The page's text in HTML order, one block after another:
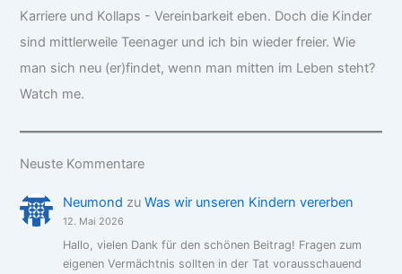
Karriere und Kollaps - Vereinbarkeit eben. Doch die Kinder
sind mittlerweile Teenager und ich bin wieder freier. Wie
man sich neu (er)findet, wenn man mitten im Leben steht?
Watch me.
Neuste Kommentare
Neumond zu Was wir unseren Kindern vererben
12. Mai 2026
Hallo, vielen Dank für den schönen Beitrag! Fragen zum
eigenen Vermächtnis sollten in der Tat vorausschauend